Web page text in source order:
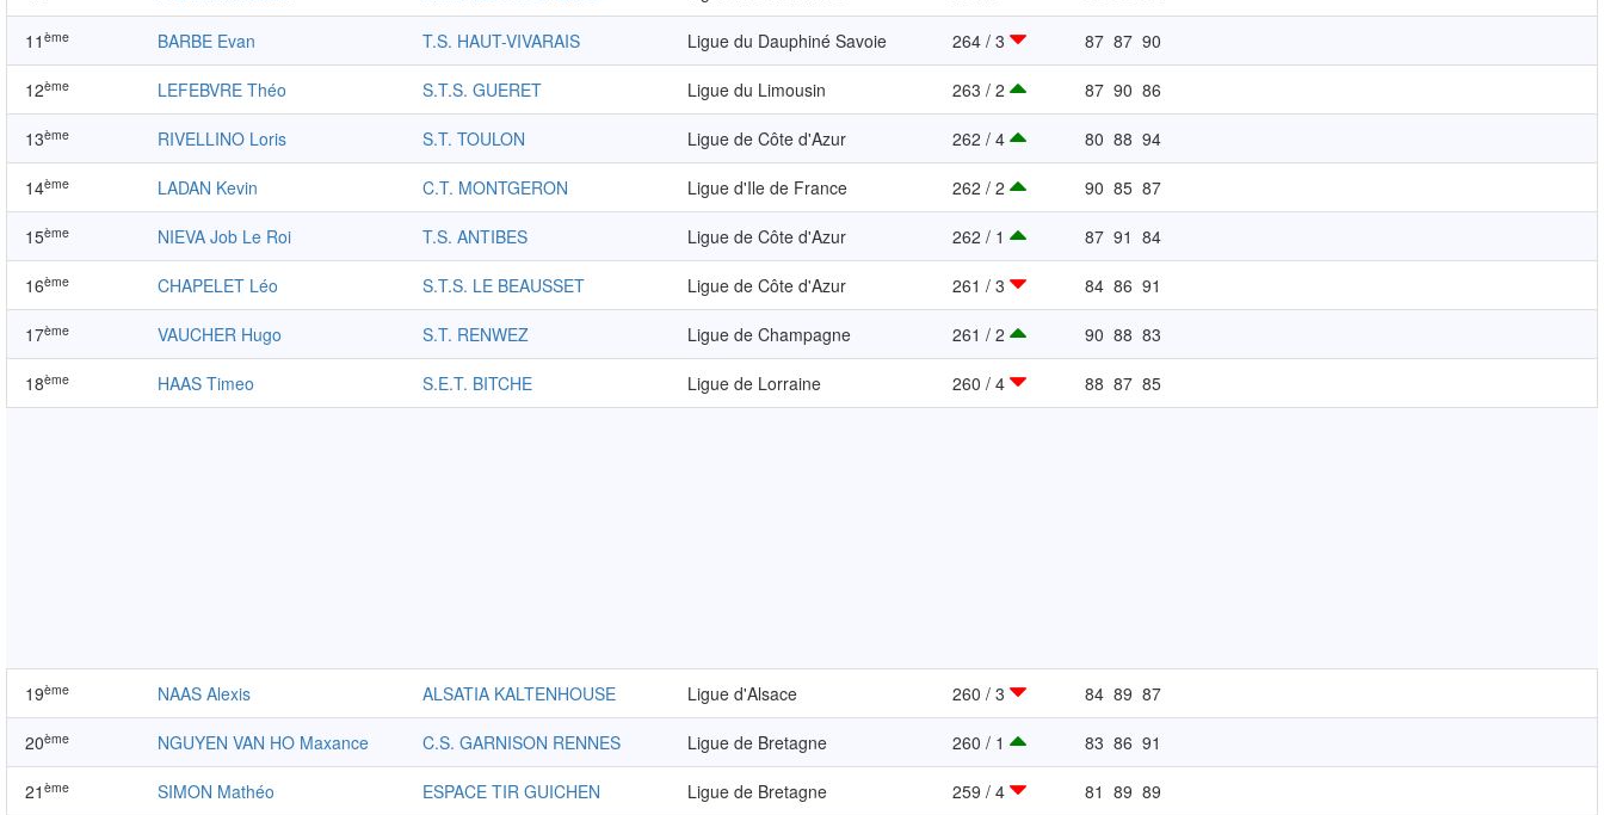
11 ème BARBE Evan T.S. HAUT-VIVARAIS Ligue du Dauphiné Savoie 264 / 3 87 87 90
12ème LEFEBVRE Théo S.T.S. GUERET Ligue du Limousin 263 / 2 87 90 86
13ème RIVELLINO Loris S.T. TOULON Ligue de Côte d'Azur 262 / 4 80 88 94
14ème LADAN Kevin C.T. MONTGERON Ligue d'Ile de France 262 / 2 90 85 87
15ème NIEVA Job Le Roi T.S. ANTIBES Ligue de Côte d'Azur 262 / 1 87 91 84
16ème CHAPELET Léo S.T.S. LE BEAUSSET Ligue de Côte d'Azur 261 / 3 84 86 91
17ème VAUCHER Hugo S.T. RENWEZ Ligue de Champagne 261 / 2 90 88 83
18ème HAAS Timeo S.E.T. BITCHE Ligue de Lorraine 260 / 4 88 87 85
19ème NAAS Alexis ALSATIA KALTENHOUSE Ligue d'Alsace 260 / 3 84 89 87
20ème NGUYEN VAN HO Maxance C.S. GARNISON RENNES Ligue de Bretagne 260 / 1 83 86 91
21 ème SIMON Mathéo ESPACE TIR GUICHEN Ligue de Bretagne 259 / 4 81 89 89